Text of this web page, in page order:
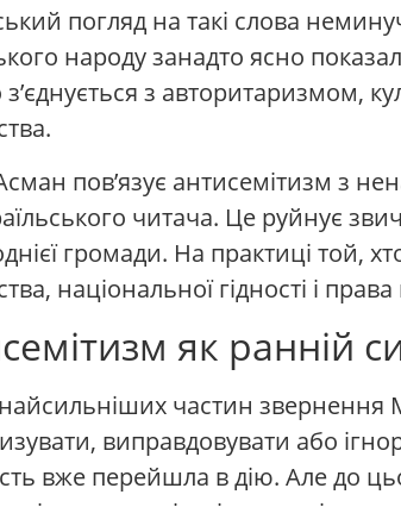
погляд на такі слова
народу занадто ясно
з авторитаризмом,
пов’язує антисемітизм з
читача. Це руйнує
громади. На практиці той,
національної гідності і
як ранній
частин
виправдовувати або
вже перейшла в дію. Але до